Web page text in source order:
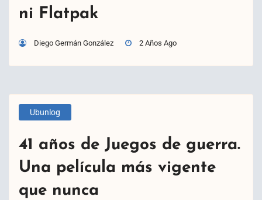
ni Flatpak
Diego Germán González 2 Años Ago
Ubunlog
41 años de Juegos de guerra.
Una película más vigente
que nunca